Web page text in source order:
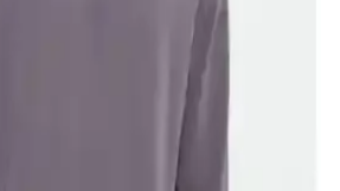
için tasarladığı jean ve chino
kullanıcı yorumlarını ve performansını
yapmanız için detaylı bilgi
Karşılaştırması: Kot ve
Özellikleri ve Kullanıcı